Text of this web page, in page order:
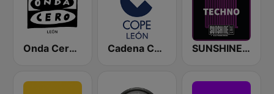
Onda Cero León Cadena COPE León SUNSHINE LIVE - Techno